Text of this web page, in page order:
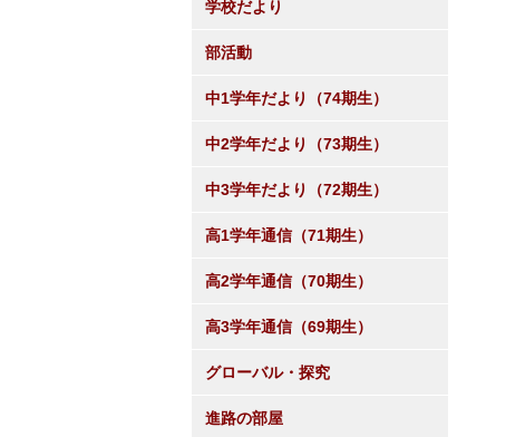
学校だより
部活動
中1学年だより（74期生）
中2学年だより（73期生）
中3学年だより（72期生）
高1学年通信（71期生）
高2学年通信（70期生）
高3学年通信（69期生）
グローバル・探究
進路の部屋